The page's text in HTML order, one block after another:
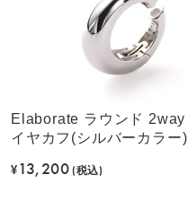
Elaborate ラウンド 2way
イヤカフ(シルバーカラー)
¥ 13,200(税込)